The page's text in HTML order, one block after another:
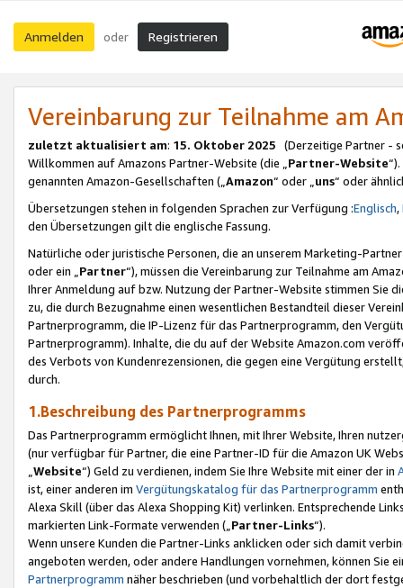
Anmelden oder Registrieren
Vereinbarung zur Teilnahme am
zuletzt aktualisiert am: 15. Oktober 2025 (Derzeitige Partner -
Willkommen auf Amazons Partner-Website (die „Partner-Website
genannten Amazon-Gesellschaften („Amazon“ oder „uns“ oder
Übersetzungen stehen in folgenden Sprachen zur Verfügung :Englisch,
den Übersetzungen gilt die englische Fassung.
Natürliche oder juristische Personen, die an unserem Marketing-
oder ein „Partner“), müssen die Vereinbarung zur Teilnahme am
Ihrer Anmeldung auf bzw. Nutzung der Partner-Website stimmen Sie
zu, die durch Bezugnahme einen wesentlichen Bestandteil dieser
Partnerprogramm, die IP-Lizenz für das Partnerprogramm, den
Partnerprogramm). Inhalte, die du auf der Website Amazon.com
des Verbots von Kundenrezensionen, die gegen eine Vergütung
durch.
1.Beschreibung des Partnerprogramms
Das Partnerprogramm ermöglicht Ihnen, mit Ihrer Website, Ihren
(nur verfügbar für Partner, die eine Partner-ID für die Amazon UK
Website“) Geld zu verdienen, indem Sie Ihre Website mit einer der in
ist, einer anderen im Vergütungskatalog für das Partnerprogramm
Alexa Skill (über das Alexa Shopping Kit) verlinken. Entsprechende
markierten Link-Formate verwenden („ Partner-Links“).
Wenn unsere Kunden die Partner-Links anklicken oder sich damit
angeboten werden, oder andere Handlungen vornehmen, können Sie
Partnerprogramm näher beschrieben (und vorbehaltlich der dort